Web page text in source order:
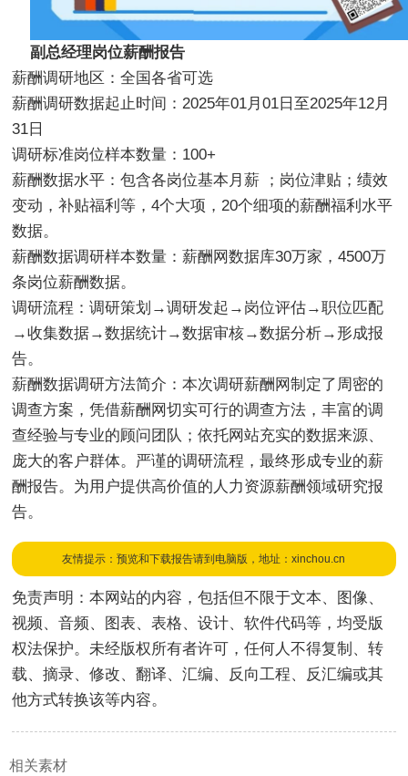
副总经理岗位薪酬报告
薪酬调研地区：全国各省可选
薪酬调研数据起止时间：2025年01月01日至2025年12月
31日
调研标准岗位样本数量： 100+
薪酬数据水平：包含各岗位基本月薪 ；岗位津贴；绩效
变动，补贴福利等，4个大项，20个细项的薪酬福利水平
数据。
薪酬数据调研样本数量：薪酬网数据库30万家，4500万
条岗位薪酬数据。
调研流程：调研策划→调研发起→岗位评估→职位匹配
→收集数据→数据统计→数据审核→数据分析→形成报
告。
薪酬数据调研方法简介：本次调研薪酬网制定了周密的
调查方案，凭借薪酬网切实可行的调查方法，丰富的调
查经验与专业的顾问团队；依托网站充实的数据来源、
庞大的客户群体。严谨的调研流程，最终形成专业的薪
酬报告。为用户提供高价值的人力资源薪酬领域研究报
告。
友情提示：预览和下载报告请到电脑版，地址：xinchou.cn
免责声明：本网站的内容，包括但不限于文本、图像、
视频、音频、图表、表格、设计、软件代码等，均受版
权法保护。未经版权所有者许可，任何人不得复制、转
载、摘录、修改、翻译、汇编、反向工程、反汇编或其
他方式转换该等内容。
相关素材